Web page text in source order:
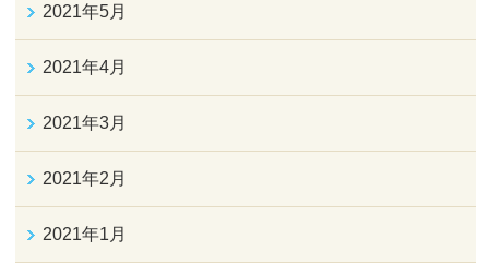
2021年5月
2021年4月
2021年3月
2021年2月
2021年1月